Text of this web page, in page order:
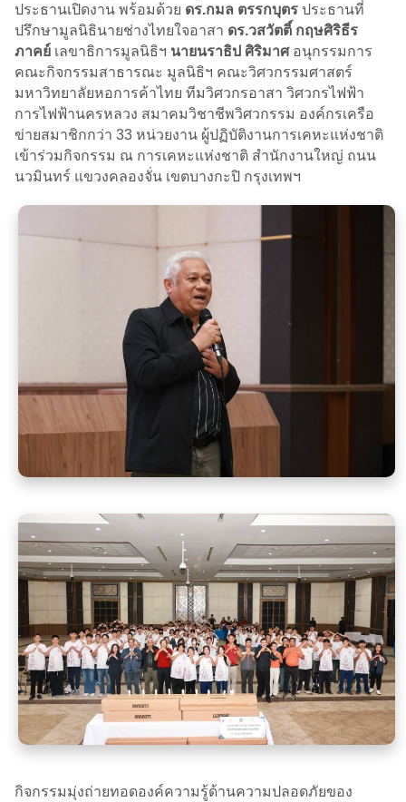
ประธานเปิดงาน พร้อมด้วย ดร.กมล ตรรกบุตร ประธานที่
ปรึกษามูลนิธินายช่างไทยใจอาสา ดร.วสวัตติ์ กฤษศิริธีร
ภาคย์ เลขาธิการมูลนิธิฯ นายนราธิป ศิริมาศอนุกรรมการ
คณะกิจกรรมสาธารณะ มูลนิธิฯ คณะวิศวกรรมศาสตร์
มหาวิทยาลัยหอการค้าไทย ทีมวิศวกรอาสา วิศวกรไฟฟ้า
การไฟฟ้านครหลวง สมาคมวิชาชีพวิศวกรรม องค์กรเครือ
ข่ายสมาชิกกว่า 33 หน่วยงาน ผู้ปฏิบัติงานการเคหะแห่งชาติ
เข้าร่วมกิจกรรม ณ การเคหะแห่งชาติ สำนักงานใหญ่ ถนน
นวมินทร์ แขวงคลองจั่น เขตบางกะปิ กรุงเทพฯ
กิจกรรมมุ่งถ่ายทอดองค์ความรู้ด้านความปลอดภัยของ